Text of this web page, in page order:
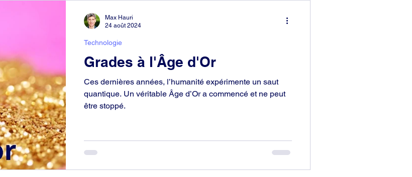
Grades à l'Âge d'Or
Ces dernières années, l’humanité expérimente un saut
quantique. Un véritable Âge d’Or a commencé et ne peut
être stoppé.
Technologie
Max Hauri
24 août 2024